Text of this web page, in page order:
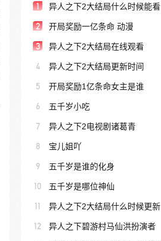
1 异人之下2大结局什么时候能看
2 开局奖励一亿条命 动漫
3 异人之下2大结局在线观看
4 异人之下2大结局更新时间
5 开局奖励1亿条命女主是谁
6 五千岁小吃
7 异人之下2电视剧诸葛青
8 宝儿姐吖
9 五千岁是谁的化身
10 五千岁是哪位神仙
11 异人之下2大结局什么时候更新
12 异人之下碧游村马仙洪扮演者